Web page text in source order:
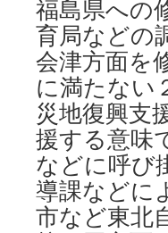
what
it
says
about
the
future
of
energy
in
Europe
via
PRI
福島県への
育局などの
会津方面を
に満たない
災地復興支
援する意味
などに呼び
導課などに
市など東北